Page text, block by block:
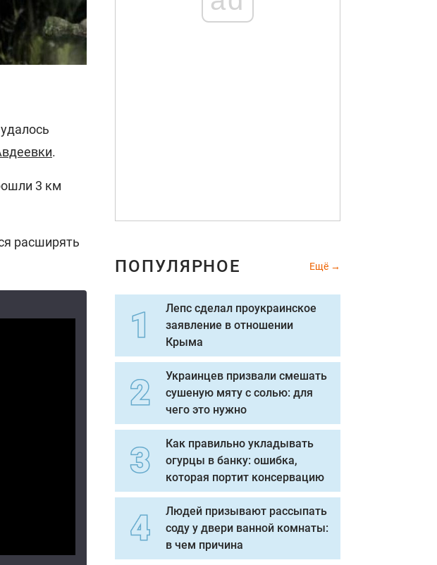
.
3 км
расширять
ПОПУЛЯРНОЕ Ещё
Лепс сделал проукраинское
заявление в отношении
Крыма
Украинцев призвали смешать
сушеную мяту с солью: для
чего это нужно
Как правильно укладывать
огурцы в банку: ошибка,
которая портит консервацию
Людей призывают рассыпать
соду у двери ванной комнаты:
в чем причина